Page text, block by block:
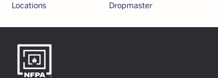
Locations
Dropmaster